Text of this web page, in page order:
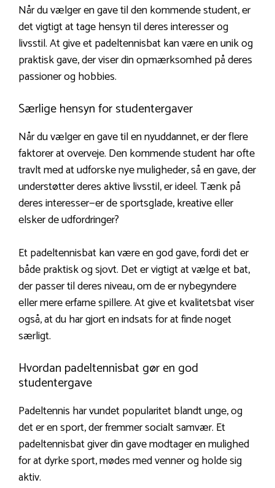
Når du vælger en gave til den kommende student, er
det vigtigt at tage hensyn til deres interesser og
livsstil. At give et padeltennisbat kan være en unik og
praktisk gave, der viser din opmærksomhed på deres
passioner og hobbies.
Særlige hensyn for studentergaver
Når du vælger en gave til en nyuddannet, er der flere
faktorer at overveje. Den kommende student har ofte
travlt med at udforske nye muligheder, så en gave, der
understøtter deres aktive livsstil, er ideel. Tænk på
deres interesser—er de sportsglade, kreative eller
elsker de udfordringer?
Et padeltennisbat kan være en god gave, fordi det er
både praktisk og sjovt. Det er vigtigt at vælge et bat,
der passer til deres niveau, om de er nybegyndere
eller mere erfarne spillere. At give et kvalitetsbat viser
også, at du har gjort en indsats for at finde noget
særligt.
Hvordan padeltennisbat gør en god
studentergave
Padeltennis har vundet popularitet blandt unge, og
det er en sport, der fremmer socialt samvær. Et
padeltennisbat giver din gave modtager en mulighed
for at dyrke sport, mødes med venner og holde sig
aktiv.